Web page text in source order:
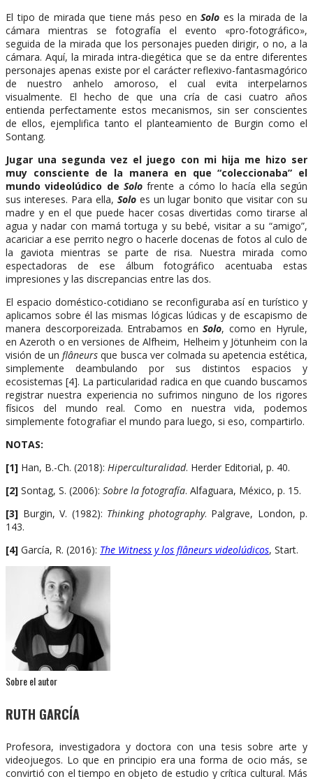
El tipo de mirada que tiene más peso enSolo es la mirada de la
cámara mientras se fotografía el evento «pro-fotográfico»,
seguida de la mirada que los personajes pueden dirigir, o no, a la
cámara. Aquí, la mirada intra-diegética que se da entre diferentes
personajes apenas existe por el carácter reflexivo-fantasmagórico
de nuestro anhelo amoroso, el cual evita interpelarnos
visualmente. El hecho de que una cría de casi cuatro años
entienda perfectamente estos mecanismos, sin ser conscientes
de ellos, ejemplifica tanto el planteamiento de Burgin como el
Sontang.
Jugar una segunda vez el juego con mi hija me hizo ser
muy consciente de la manera en que “coleccionaba” el
mundo videolúdico de Solofrente a cómo lo hacía ella según
sus intereses. Para ella, Soloes un lugar bonito que visitar con su
madre y en el que puede hacer cosas divertidas como tirarse al
agua y nadar con mamá tortuga y su bebé, visitar a su “amigo”,
acariciar a ese perrito negro o hacerle docenas de fotos al culo de
la gaviota mientras se parte de risa. Nuestra mirada como
espectadoras de ese álbum fotográfico acentuaba estas
impresiones y las discrepancias entre las dos.
El espacio doméstico-cotidiano se reconfiguraba así en turístico y
aplicamos sobre él las mismas lógicas lúdicas y de escapismo de
manera descorporeizada. Entrabamos enSolo, como en Hyrule,
en Azeroth o en versiones de Alfheim, Helheim y Jötunheim con la
visión de un flâneurs que busca ver colmada su apetencia estética,
simplemente deambulando por sus distintos espacios y
ecosistemas [4]. La particularidad radica en que cuando buscamos
registrar nuestra experiencia no sufrimos ninguno de los rigores
físicos del mundo real. Como en nuestra vida, podemos
simplemente fotografiar el mundo para luego, si eso, compartirlo.
NOTAS:
[1] Han, B.-Ch. (2018): Hiperculturalidad. Herder Editorial, p. 40.
[2] Sontag, S. (2006): Sobre la fotografía. Alfaguara, México, p. 15.
[3] Burgin, V. (1982): Thinking photography. Palgrave, London, p.
143.
[4] García, R. (2016): The Witness y los flâneurs videolúdicos, Start.
Sobre el autor
RUTH GARCÍA
Profesora, investigadora y doctora con una tesis sobre arte y
videojuegos. Lo que en principio era una forma de ocio más, se
convirtió con el tiempo en objeto de estudio y crítica cultural. Más